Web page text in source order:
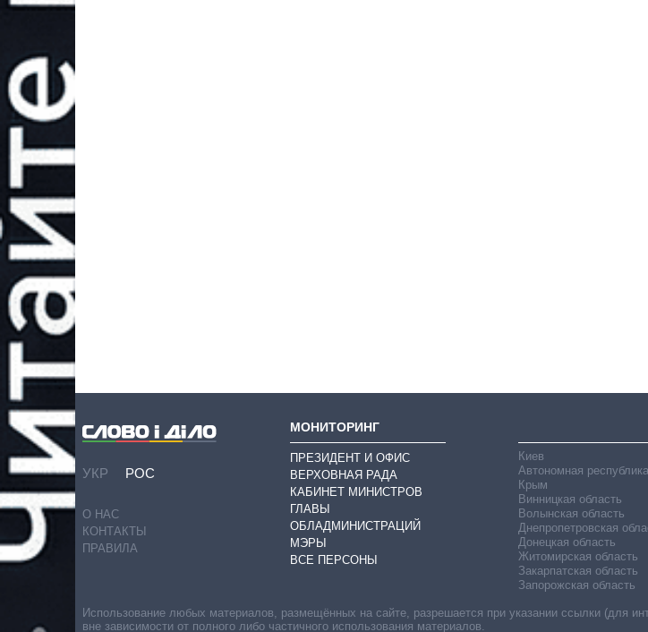
УКР РОС
О НАС
КОНТАКТЫ
ПРАВИЛА
МОНИТОРИНГ
ПРЕЗИДЕНТ И ОФИС
ВЕРХОВНАЯ РАДА
КАБИНЕТ МИНИСТРОВ
ГЛАВЫ
ОБЛАДМИНИСТРАЦИЙ
МЭРЫ
ВСЕ ПЕРСОНЫ
Киев
Автономная республика
Крым
Винницкая область
Волынская область
Днепропетровская
Донецкая область
Житомирская область
Закарпатская область
Запорожская область
Использование любых материалов, размещённых на сайте, разрешается при указании ссылки (для
вне зависимости от полного либо частичного использования материалов.